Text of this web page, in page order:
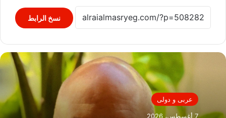
نسخ الرابط
عربى و دولى
7 أغسطس، 2026